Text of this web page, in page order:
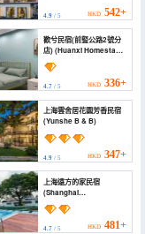
4.9/ 5 HKD 542+
歡兮民宿(前豎公路2號分
店) (Huanxi Homestay
(Qianshu Highway No.
2))
4.7/ 5 HKD 336+
上海雲舍居花園芳香民宿
(Yunshe B & B)
4.9/ 5 HKD 347+
上海遠方的家民宿
(Shanghai
Yuanfangdejia
Homestay)
4.7/ 5 HKD 481+